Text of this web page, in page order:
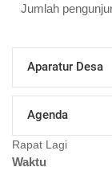
Jumlah
Aparatur Desa
Agenda
Rapat Lagi
Waktu